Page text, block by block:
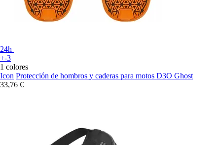
24h
+-3
1 colores
Icon Protección de hombros y caderas para motos D3O Ghost
33,76 €